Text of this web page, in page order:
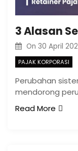
On 30 April
PAJAK KORPORASI
Perubahan
mendorong
Read More